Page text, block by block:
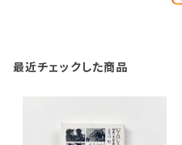
最近チェックした商品